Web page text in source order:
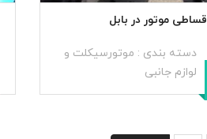
موتور در بابل
دسته بندی : موتورسیکلت و
لوازم جانبی